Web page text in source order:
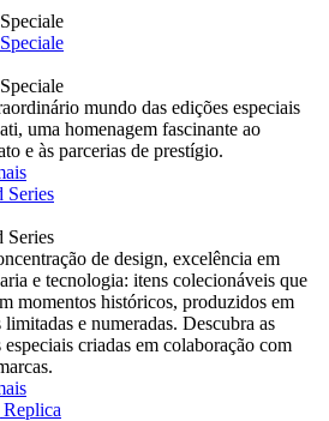
mundo das edições especiais
uma homenagem fascinante ao
e às parcerias de prestígio.
Series
Series
de design, excelência em
e tecnologia: itens colecionáveis ​​que
momentos históricos, produzidos em
limitadas e numeradas. Descubra as
especiais criadas em colaboração com